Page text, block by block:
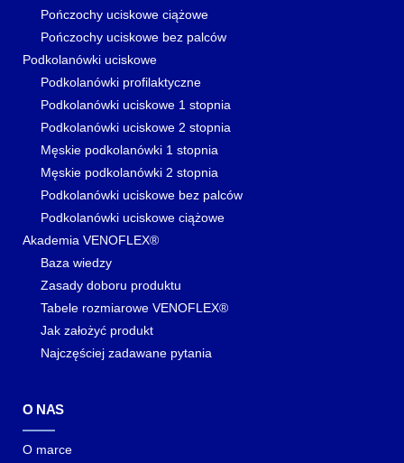
Pończochy uciskowe ciążowe
Pończochy uciskowe bez palców
Podkolanówki uciskowe
Podkolanówki profilaktyczne
Podkolanówki uciskowe 1 stopnia
Podkolanówki uciskowe 2 stopnia
Męskie podkolanówki 1 stopnia
Męskie podkolanówki 2 stopnia
Podkolanówki uciskowe bez palców
Podkolanówki uciskowe ciążowe
Akademia VENOFLEX®
Baza wiedzy
Zasady doboru produktu
Tabele rozmiarowe VENOFLEX®
Jak założyć produkt
Najczęściej zadawane pytania
O NAS
O marce